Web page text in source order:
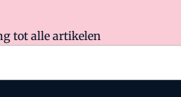
is onderdeel van VMN media.
tot alle artikelen